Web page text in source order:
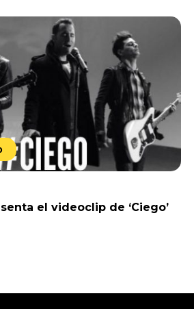
el videoclip de ‘Ciego’